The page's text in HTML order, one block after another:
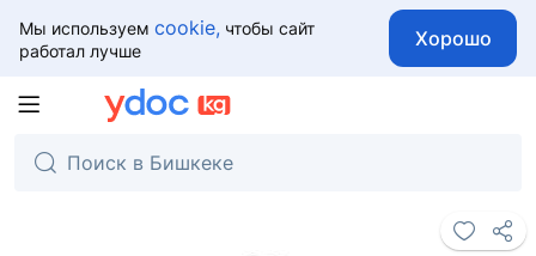
Мы используем cookie, чтобы сайт
работал лучше
Хорошо